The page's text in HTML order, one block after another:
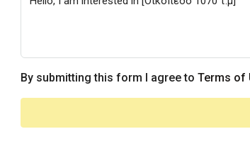
By submitting this form I agree to Terms of